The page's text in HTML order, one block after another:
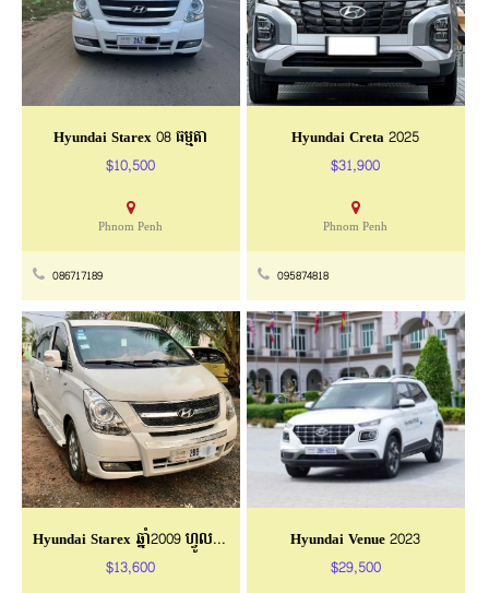
Hyundai Starex 08 ធម្មតា
$10,500
Phnom Penh
086717189
Hyundai Creta 2025
$31,900
Phnom Penh
095874818
Hyundai Starex ឆ្នាំ2009 ហ្វូលពេញ ពណ៌សសុីន
$13,600
Hyundai Venue 2023
$29,500